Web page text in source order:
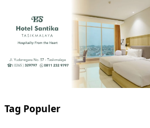
Tag Populer